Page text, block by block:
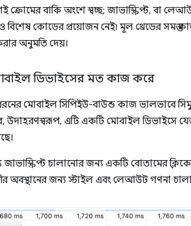
ক্রোমের বাকি অংশে স্বচ্ছ; জাভাস্ক্রিপ্ট, বা
কোডের প্রয়োজন নেই৷ মূল থ্রেডের সমস্ত
অনুমতি দেয়।
ডিভাইসের মত কাজ করে
মোবাইল সিপিইউ-বাউন্ড কাজ ভালভাবে
উদাহরণস্বরূপ, এটি একটি মোবাইল ডিভাইসে
চালানোর জন্য একটি বোতামের ক্লিকের
অবস্থানের জন্য স্টাইল এবং লেআউট গণনা